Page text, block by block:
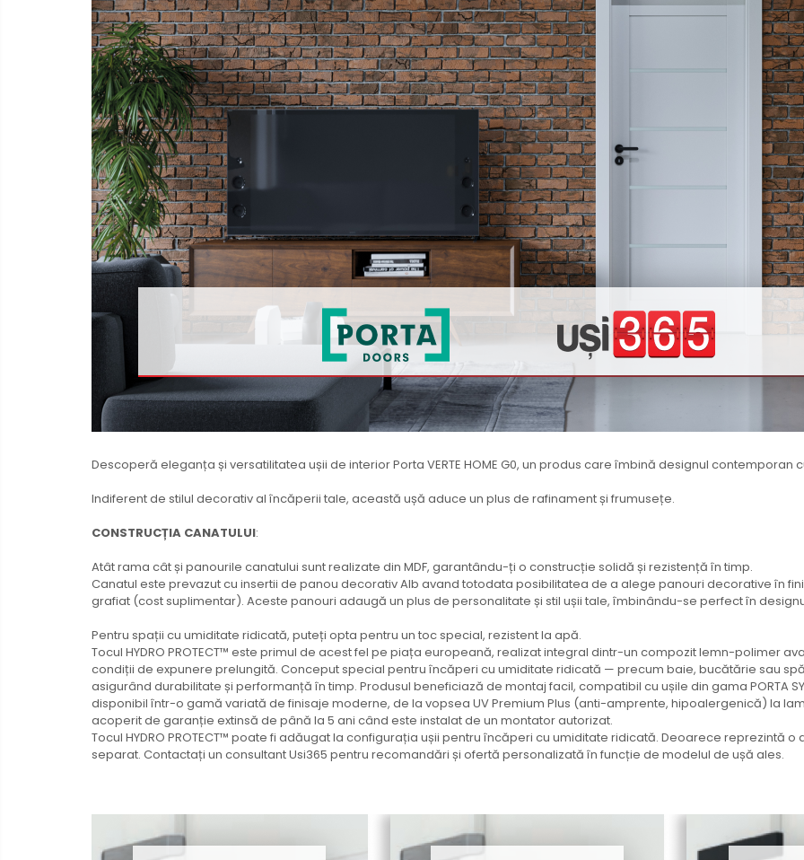
Descoperă eleganța și versatilitatea ușii de interior Porta VERTE HOME G0, un produs care îmbină designul
Indiferent de stilul decorativ al încăperii tale, această ușă aduce un plus de rafinament și frumusețe.
CONSTRUCȚIA CANATULUI:
Atât rama cât și panourile canatului sunt realizate din MDF, garantându-ți o construcție solidă și rezistență în timp.
Canatul este prevazut cu insertii de panou decorativ Alb avand totodata posibilitatea de a alege panouri decorative în
grafiat (cost suplimentar). Aceste panouri adaugă un plus de personalitate și stil ușii tale, îmbinându-se perfect în
Pentru spații cu umiditate ridicată, puteți opta pentru un toc special, rezistent la apă.
Tocul HYDRO PROTECT™ este primul de acest fel pe piața europeană, realizat integral dintr-un compozit lemn-polimer
condiții de expunere prelungită. Conceput special pentru încăperi cu umiditate ridicată — precum baie, bucătărie sau
asigurând durabilitate și performanță în timp. Produsul beneficiază de montaj facil, compatibil cu ușile din gama PORTA
disponibil într-o gamă variată de finisaje moderne, de la vopsea UV Premium Plus (anti-amprente, hipoalergenică) la
acoperit de garanție extinsă de până la 5 ani când este instalat de un montator autorizat.
Tocul HYDRO PROTECT™ poate fi adăugat la configurația ușii pentru încăperi cu umiditate ridicată. Deoarece reprezintă
separat. Contactați un consultant Usi365 pentru recomandări și ofertă personalizată în funcție de modelul de ușă ales.